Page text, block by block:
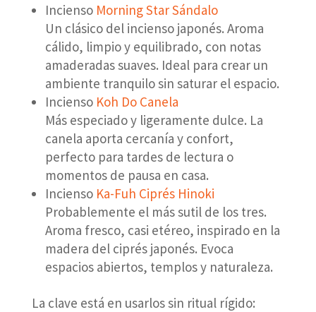
Incienso Morning Star Sándalo
Un clásico del incienso japonés. Aroma
cálido, limpio y equilibrado, con notas
amaderadas suaves. Ideal para crear un
ambiente tranquilo sin saturar el espacio.
Incienso Koh Do Canela
Más especiado y ligeramente dulce. La
canela aporta cercanía y confort,
perfecto para tardes de lectura o
momentos de pausa en casa.
Incienso Ka-Fuh Ciprés Hinoki
Probablemente el más sutil de los tres.
Aroma fresco, casi etéreo, inspirado en la
madera del ciprés japonés. Evoca
espacios abiertos, templos y naturaleza.
La clave está en usarlos sin ritual rígido: